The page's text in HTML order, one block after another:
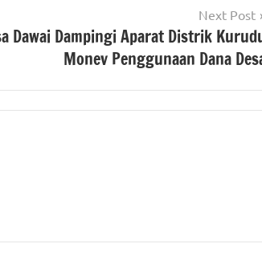
Next Post
Dawai Dampingi Aparat Distrik
Monev Penggunaan Dana